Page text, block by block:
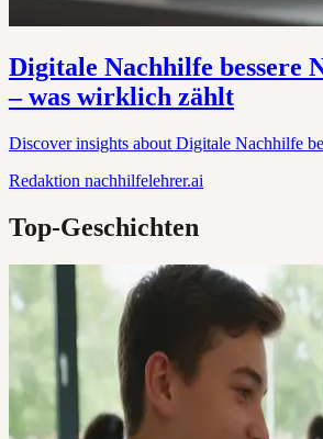
Digitale Nachhilfe bessere
– was wirklich zählt
Discover insights about Digitale Nachhilfe
Redaktion nachhilfelehrer.ai
Top-Geschichten